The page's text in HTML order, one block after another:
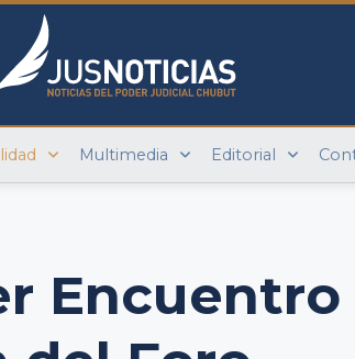
Multimedia Editorial
Encuentro